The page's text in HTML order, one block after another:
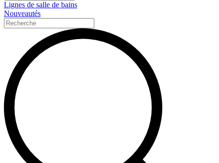
Lignes de salle de bains
Nouveautés